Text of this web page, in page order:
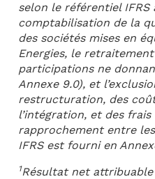
selon le référentiel
comptabilisation de la
des sociétés mises en
Energies, le
participations ne
Annexe 9.0), et
restructuration, des
l’intégration, et des
rapprochement entre
IFRS est fourni en
1Résultat net attribuable